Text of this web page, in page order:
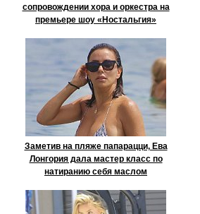
сопровождении хора и оркестра на
премьере шоу «Ностальгия»
Заметив на пляже папарацци, Ева
Лонгория дала мастер класс по
натиранию себя маслом